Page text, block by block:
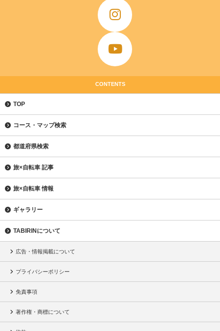
CONTENTS
TOP
コース・マップ検索
都道府県検索
旅×自転車 記事
旅×自転車 情報
ギャラリー
TABIRINについて
広告・情報掲載について
プライバシーポリシー
免責事項
著作権・商標について